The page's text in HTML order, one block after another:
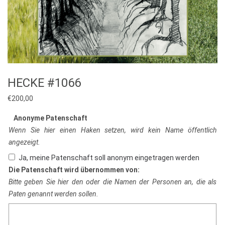
HECKE #1066
€200,00
Anonyme Patenschaft
Wenn Sie hier einen Haken setzen, wird kein Name öffentlich
angezeigt.
Ja, meine Patenschaft soll anonym eingetragen werden
Die Patenschaft wird übernommen von:
Bitte geben Sie hier den oder die Namen der Personen an, die als
Paten genannt werden sollen.